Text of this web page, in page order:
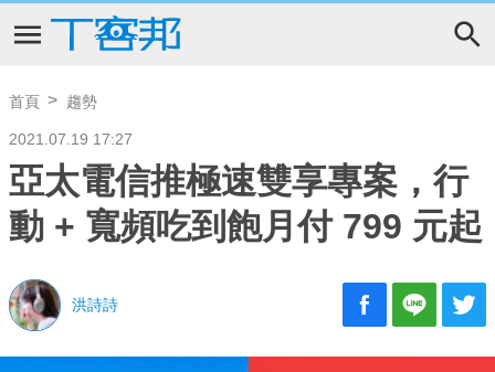
首頁 趨勢
2021.07.19 17:27
亞太電信推極速雙享專案，行
動 + 寬頻吃到飽月付 799 元起
洪詩詩